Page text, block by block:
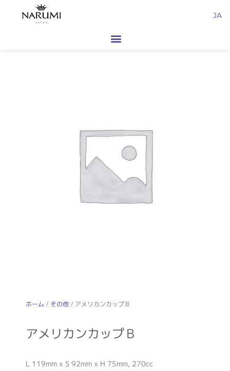
JA
ホーム / その他/ アメリカンカップＢ
アメリカンカップＢ
L 119mm x S 92mm x H 75mm, 270cc